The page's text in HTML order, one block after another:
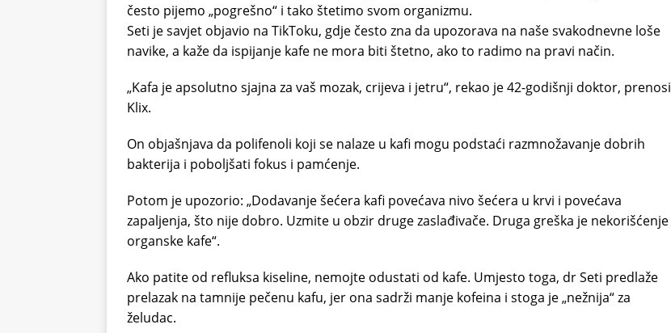
često pijemo „pogrešno“ i tako štetimo svom organizmu.
Seti je savjet objavio na TikToku, gdje često zna da upozorava na naše svakodnevne loše
navike, a kaže da ispijanje kafe ne mora biti štetno, ako to radimo na pravi način.
„Kafa je apsolutno sjajna za vaš mozak, crijeva i jetru“, rekao je 42-godišnji doktor, prenosi
Klix.
On objašnjava da polifenoli koji se nalaze u kafi mogu podstaći razmnožavanje dobrih
bakterija i poboljšati fokus i pamćenje.
Potom je upozorio: „Dodavanje šećera kafi povećava nivo šećera u krvi i povećava
zapaljenja, što nije dobro. Uzmite u obzir druge zaslađivače. Druga greška je nekorišćenje
organske kafe“.
Ako patite od refluksa kiseline, nemojte odustati od kafe. Umjesto toga, dr Seti predlaže
prelazak na tamnije pečenu kafu, jer ona sadrži manje kofeina i stoga je „nežnija“ za
želudac.